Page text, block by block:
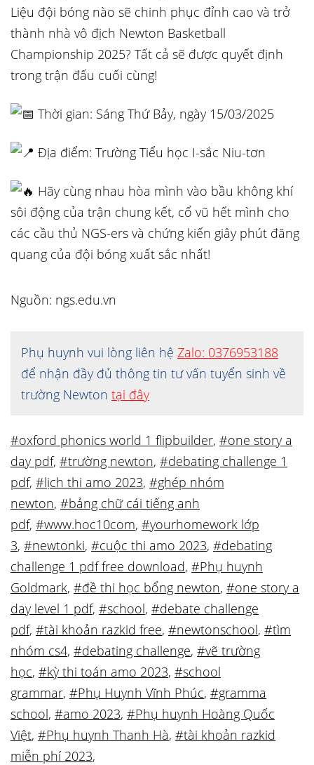
Liệu đội bóng nào sẽ chinh phục đỉnh cao và trở
thành nhà vô địch Newton Basketball
Championship 2025? Tất cả sẽ được quyết định
trong trận đấu cuối cùng!
Thời gian: Sáng Thứ Bảy, ngày 15/03/2025
Địa điểm: Trường Tiểu học I-sắc Niu-tơn
Hãy cùng nhau hòa mình vào bầu không khí
sôi động của trận chung kết, cổ vũ hết mình cho
các cầu thủ NGS-ers và chứng kiến giây phút đăng
quang của đội bóng xuất sắc nhất!
Nguồn: ngs.edu.vn
Phụ huynh vui lòng liên hệ Zalo: 0376953188
để nhận đầy đủ thông tin tư vấn tuyển sinh về
trường Newton tại đây
#oxford phonics world 1 flipbuilder, #one story a
day pdf, #trường newton, #debating challenge 1
pdf, #lịch thi amo 2023, #ghép nhóm
newton, #bảng chữ cái tiếng anh
pdf, #www.hoc10com, #yourhomework lớp
3, #newtonki, #cuộc thi amo 2023, #debating
challenge 1 pdf free download, #Phụ huynh
Goldmark, #đề thi học bổng newton, #one story a
day level 1 pdf, #school, #debate challenge
pdf, #tài khoản razkid free, #newtonschool, #tìm
nhóm cs4, #debating challenge, #vẽ trường
học, #kỳ thi toán amo 2023, #school
grammar, #Phụ Huynh Vĩnh Phúc, #gramma
school, #amo 2023, #Phụ huynh Hoàng Quốc
Việt, #Phụ huynh Thanh Hà, #tài khoản razkid
miễn phí 2023,